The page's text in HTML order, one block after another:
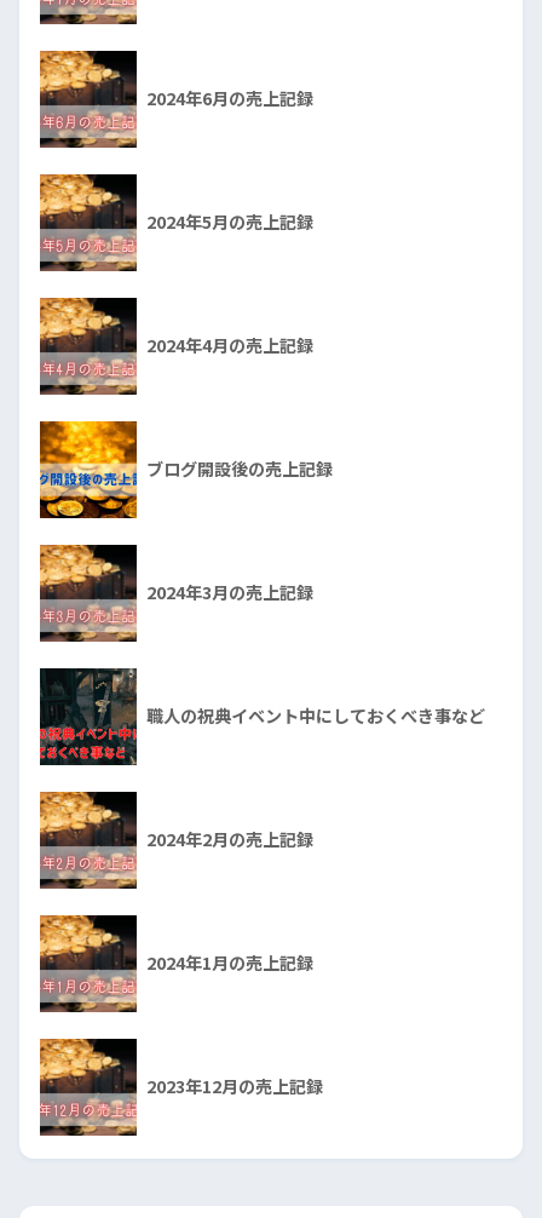
2024年6月の売上記録
2024年5月の売上記録
2024年4月の売上記録
ブログ開設後の売上記録
2024年3月の売上記録
職人の祝典イベント中にしておくべき事など
2024年2月の売上記録
2024年1月の売上記録
2023年12月の売上記録